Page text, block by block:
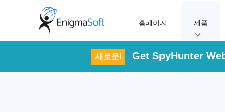
홈페이지 제품
새로운! Get SpyHunter